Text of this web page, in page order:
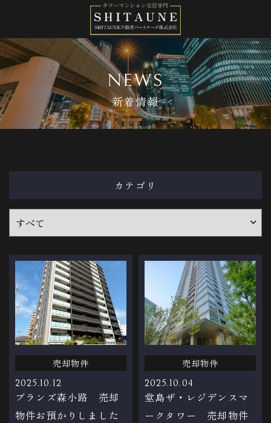
NEWS
新着情報
カテゴリ
売却物件
2025.10.12
ブランズ森小路 売却
物件お預かりしました
売却物件
2025.10.04
堂島ザ・レジデンスマ
ークタワー 売却物件